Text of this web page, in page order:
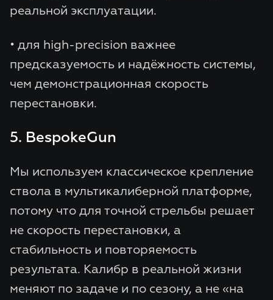
реальной эксплуатации.
• для high-precision важнее
предсказуемость и надёжность системы,
чем демонстрационная скорость
перестановки.
5. BespokeGun
Мы используем классическое крепление
ствола в мультикалиберной платформе,
потому что для точной стрельбы решает
не скорость перестановки, а
стабильность и повторяемость
результата. Калибр в реальной жизни
меняют по задаче и по сезону, а не «на